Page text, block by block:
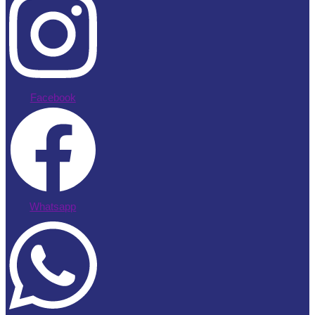
Facebook
Whatsapp